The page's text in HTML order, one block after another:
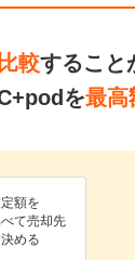
較すること
を最高
額を
べて売却先
める